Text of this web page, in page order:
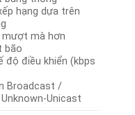
hạng dựa trên
mượt mà hơn
bão
độ điều khiển (kbps
Broadcast /
Unicast